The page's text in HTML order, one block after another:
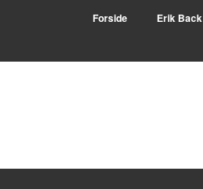
Forside Erik Back